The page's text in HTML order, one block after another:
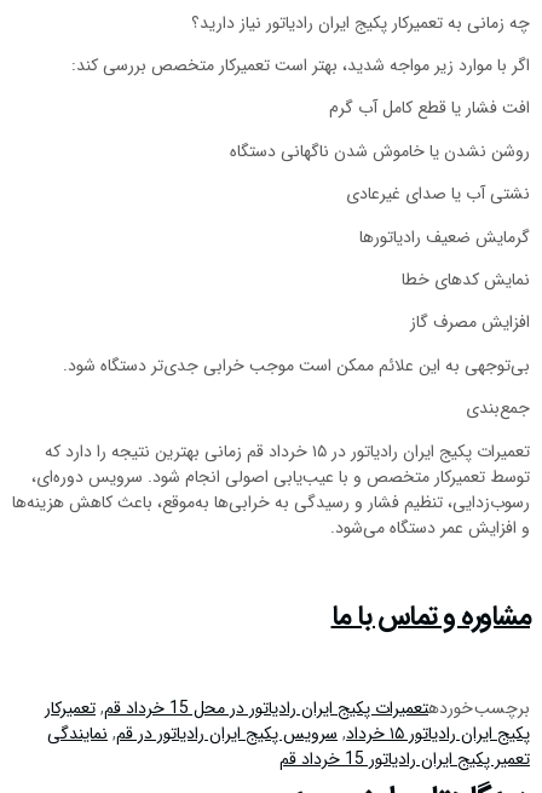
چه زمانی به تعمیرکار پکیج ایران رادیاتور نیاز دارید؟
اگر با موارد زیر مواجه شدید، بهتر است تعمیرکار متخصص بررسی کند:
افت فشار یا قطع کامل آب گرم
روشن نشدن یا خاموش شدن ناگهانی دستگاه
نشتی آب یا صدای غیرعادی
گرمایش ضعیف رادیاتورها
نمایش کدهای خطا
افزایش مصرف گاز
بی‌توجهی به این علائم ممکن است موجب خرابی جدی‌تر دستگاه شود.
جمع‌بندی
تعمیرات پکیج ایران رادیاتور در ۱۵ خرداد قم زمانی بهترین نتیجه را دارد که
توسط تعمیرکار متخصص و با عیب‌یابی اصولی انجام شود. سرویس دوره‌ای،
رسوب‌زدایی، تنظیم فشار و رسیدگی به خرابی‌ها به‌موقع، باعث کاهش هزینه‌ها
و افزایش عمر دستگاه می‌شود.
مشاوره و تماس با ما
برچسب خوردهتعمیرات پکیج ایران رادیاتور در محل 15 خرداد قم ,تعمیرکار
پکیج ایران رادیاتور ۱۵ خرداد
,سرویس پکیج ایران رادیاتور در قم,نمایندگی
تعمیر پکیج ایران رادیاتور 15 خرداد قم